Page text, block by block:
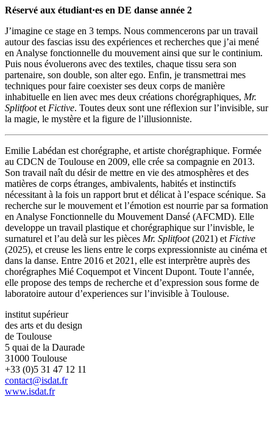
Réservé aux étudiant·es en DE danse année 2
J’imagine ce stage en 3 temps. Nous commencerons par un travail
autour des fascias issu des expériences et recherches que j’ai mené
en Analyse fonctionnelle du mouvement ainsi que sur le continium.
Puis nous évoluerons avec des textiles, chaque tissu sera son
partenaire, son double, son alter ego. Enfin, je transmettrai mes
techniques pour faire coexister ses deux corps de manière
inhabituelle en lien avec mes deux créations chorégraphiques, Mr.
Splitfootet Fictive. Toutes deux sont une réflexion sur l’invisible, sur
la magie, le mystère et la figure de l’illusionniste.
Emilie Labédan est chorégraphe, et artiste chorégraphique. Formée
au CDCN de Toulouse en 2009, elle crée sa compagnie en 2013.
Son travail naît du désir de mettre en vie des atmosphères et des
matières de corps étranges, ambivalents, habités et instinctifs
nécessitant à la fois un rapport brut et délicat à l’espace scénique. Sa
recherche sur le mouvement et l’émotion est nourrie par sa formation
en Analyse Fonctionnelle du Mouvement Dansé (AFCMD). Elle
developpe un travail plastique et chorégraphique sur l’invisble, le
surnaturel et l’au delà sur les pièces Mr. Splitfoot(2021) et Fictive
(2025), et creuse les liens entre le corps expressionniste au cinéma et
dans la danse. Entre 2016 et 2021, elle est interprètre auprès des
chorégraphes Mié Coquempot et Vincent Dupont. Toute l’année,
elle propose des temps de recherche et d’expression sous forme de
laboratoire autour d’experiences sur l’invisible à Toulouse.
institut supérieur
des arts et du design
de Toulouse
5 quai de la Daurade
31000 Toulouse
+33 (0)5 31 47 12 11
contact@isdat.fr
www.isdat.fr